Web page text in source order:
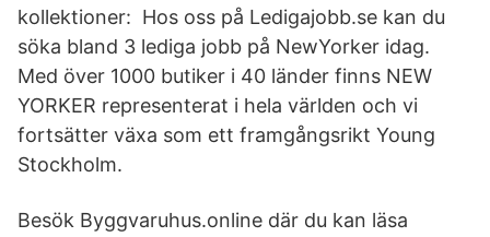
kollektioner: Hos oss på Ledigajobb.se kan du
söka bland 3 lediga jobb på NewYorker idag.
Med över 1000 butiker i 40 länder finns NEW
YORKER representerat i hela världen och vi
fortsätter växa som ett framgångsrikt Young
Stockholm.
Besök Byggvaruhus.online där du kan läsa